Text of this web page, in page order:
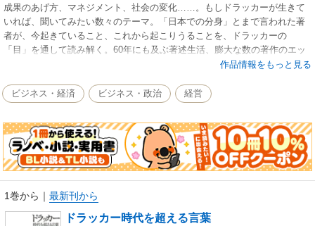
成果のあげ方、マネジメント、社会の変化……。もしドラッカーが生きて
いれば、聞いてみたい数々のテーマ。「日本での分身」とまで言われた著
者が、今起きていること、これから起こりうることを、ドラッカーの
「目」を通して読み解く。60年にも及ぶ著述生活、膨大な数の著作のエッ
作品情報をもっと見る
ビジネス・経済 ビジネス・政治 経営
1巻から ｜ 最新刊から
ドラッカー時代を超える言葉